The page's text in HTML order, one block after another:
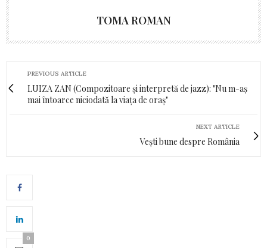
TOMA ROMAN
PREVIOUS ARTICLE
LUIZA ZAN (Compozitoare și interpretă de jazz): "Nu m-aş
mai întoarce niciodată la viaţa de oraş"
NEXT ARTICLE
Vești bune despre România
0